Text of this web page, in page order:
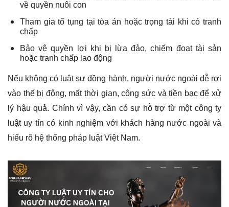
về quyền nuôi con
Tham gia tố tụng tại tòa án hoặc trọng tài khi có tranh
chấp
Bảo vệ quyền lợi khi bị lừa đảo, chiếm đoạt tài sản
hoặc tranh chấp lao động
Nếu không có luật sư đồng hành, người nước ngoài dễ rơi
vào thế bị động, mất thời gian, công sức và tiền bạc để xử
lý hậu quả. Chính vì vậy, cần có sự hỗ trợ từ một công ty
luật uy tín có kinh nghiệm với khách hàng nước ngoài và
hiểu rõ hệ thống pháp luật Việt Nam.